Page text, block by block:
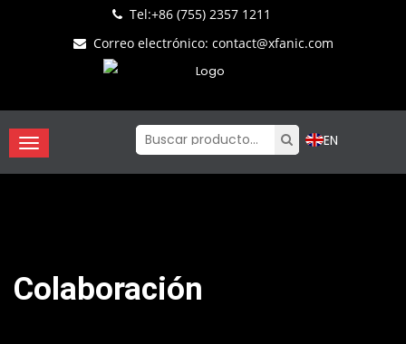
Tel:+86 (755) 2357 1211
Correo electrónico: contact@xfanic.com
EN
Colaboración